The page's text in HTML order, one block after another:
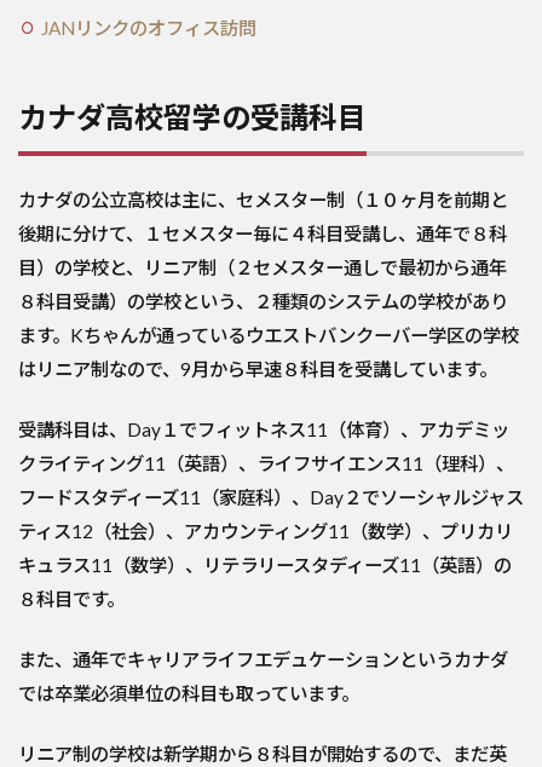
JANリンクのオフィス訪問
カナダ高校留学の受講科目
カナダの公立高校は主に、セメスター制（１０ヶ月を前期と
後期に分けて、１セメスター毎に４科目受講し、通年で８科
目）の学校と、リニア制（２セメスター通しで最初から通年
８科目受講）の学校という、２種類のシステムの学校があり
ます。Kちゃんが通っているウエストバンクーバー学区の学校
はリニア制なので、9月から早速８科目を受講しています。
受講科目は、Day１でフィットネス11（体育）、アカデミッ
クライティング11（英語）、ライフサイエンス11（理科）、
フードスタディーズ11（家庭科）、Day２でソーシャルジャス
ティス12（社会）、アカウンティング11（数学）、プリカリ
キュラス11（数学）、リテラリースタディーズ11（英語）の
８科目です。
また、通年でキャリアライフエデュケーションというカナダ
では卒業必須単位の科目も取っています。
リニア制の学校は新学期から８科目が開始するので、まだ英